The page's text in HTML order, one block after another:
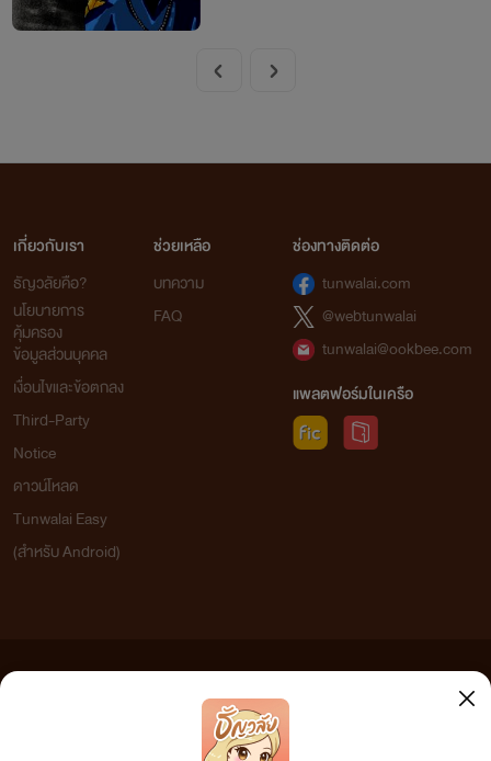
เกี่ยวกับเรา
ธัญวลัยคือ?
นโยบายการ
คุ้มครอง
ข้อมูลส่วนบุคคล
เงื่อนไขและข้อตกลง
Third-Party
Notice
ดาวน์โหลด
Tunwalai Easy
(สำหรับ Android)
ช่วยเหลือ
บทความ
FAQ
ช่องทางติดต่อ
tunwalai.com
@webtunwalai
tunwalai@ookbee.com
แพลตฟอร์มในเครือ
เว็บไซต์แห่งนี้ไม่ได้เห็นด้วยและไม่ขอรับผิดชอบต่อข้อความใดๆ ทั้งสิ้น ดังนั้นผู้อ่านทุกท่านโปรดใช้
วิจารณญาณในการกลั่นกรองด้วยตนเอง และหากท่านพบข้อความใดๆ ที่ขัดต่อกฎหมายและศีลธรรม
กรุณาแจ้งมาที่ tunwalai@ookbee.com เพื่อทีมงานจะได้ดำเนินการในทันที ทั้งนี้ ทางเว็บไซต์ขอสงวน